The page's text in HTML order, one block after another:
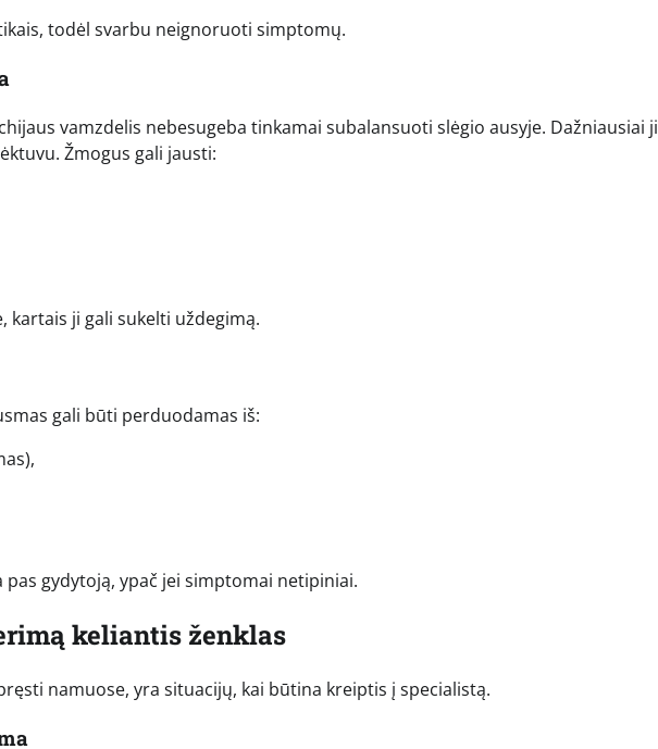
todėl svarbu neignoruoti simptomų.
vamzdelis nebesugeba tinkamai subalansuoti slėgio ausyje. Dažniausiai ji
Žmogus gali jausti:
kartais ji gali sukelti uždegimą.
gali būti perduodamas iš:
gydytoją, ypač jei simptomai netipiniai.
keliantis ženklas
namuose, yra situacijų, kai būtina kreiptis į specialistą.